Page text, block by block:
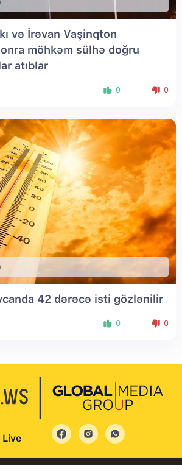
və İrəvan Vaşinqton
möhkəm sülhə doğru
atıblar
0 0
42 dərəcə isti gözlənilir
0 0
Live